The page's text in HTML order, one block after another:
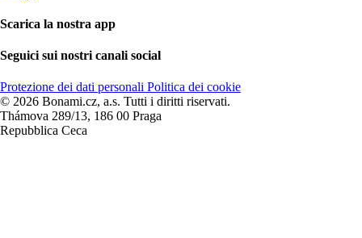
Scarica la nostra app
Seguici sui nostri canali social
Protezione dei dati personali Politica dei cookie
© 2026 Bonami.cz, a.s. Tutti i diritti riservati.
Thámova 289/13, 186 00 Praga
Repubblica Ceca